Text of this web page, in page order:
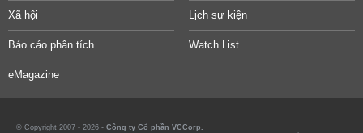
Xã hội Lịch sự kiện
Báo cáo phân tích Watch List
eMagazine
© Copyright 2007 - 2026 - Công ty Cổ phần VCCorp.